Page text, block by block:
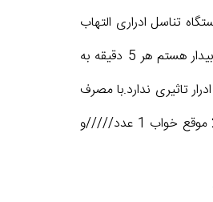
در دستگاه تناسل ادراری التهاب
وجود دارد.با مصرف دارو مانع موجود در هنگام دفع ادرار مشکل ان حل شد.اما همچنان تکرر ادرار دارم و بسیار از این مشکل رنج میبرم و تا صبح ساعت 5 بیدار هستم هر 5 دقیقه به
تاثیری ندارد.با مصرف
داروهای زیر هنوز مشکل تکرر ادرار برطرف نشده است لطفا راهنمایی کنید یا دارو تجویز تمایید.کپسول ofloxacin200 هر12 ساعت1 عدد////قرص ترازوسین2 موقع خواب 1 عدد/////و